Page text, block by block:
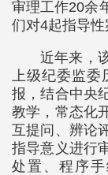
审理工作20余
们对4起指导性
近年来，
上级纪委监委
报，结合中央
教学，常态化
互提问、辨论
指导意义进行
处置、程序